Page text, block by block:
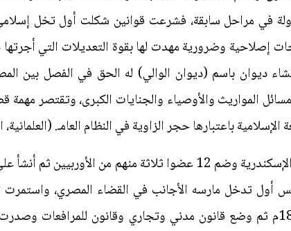
في مراحل سابقة، فشرعت قوانين شكلت أول تخل
ديوان باسم (ديوان الوالي) له الحق في الفصل بين
المواريث والأوصياء والجنايات الكبرى، وتقتصر
باعتبارها حجر الزاوية في النظام العامـ.
أول تدخل مارسه الأجانب في القضاء المصري،